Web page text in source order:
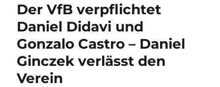
Der VfB verpflichtet
Daniel Didavi und
Gonzalo Castro – Daniel
Ginczek verlässt den
Verein